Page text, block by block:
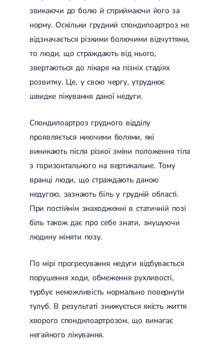
Цукровий діабет 2 типу
Школа діабету
Вузловий зоб
Дифузний зоб
Підгострий тиреоїдит
Аутоиммунный тиреоидит
Гіпотиреоз
Хвороба Іценко-Кушинга
Гіпоталамічний синдром
Гірсутизм
Кіста щитовидної залози
Метаболічний синдром
Ожиріння
Наднирковозалозна недостатність (хвороба Аддісона)
Фізіотерапія
Ультразвукова терапія
Магнітотерапія
Реабілітація після ендопротезування
Реабілітація після артроскопії
Лікувальна фізкультура
Дерматологія
Масаж
звикаючи до болю й сприймаючи його за
норму. Оскільки грудний спондилоартроз не
відзначається різкими болючими відчуттями,
то люди, що страждають від нього,
звертаються до лікаря на пізніх стадіях
розвитку. Це, у свою чергу, утруднює
швидке лікування даної недуги.
Спондилоартроз грудного відділу
проявляється ниючими болями, які
виникають після різкої зміни положення тіла
з горизонтального на вертикальне. Тому
вранці люди, що страждають даною
недугою, зазнають біль у грудній області.
При постійнім знаходженні в статичній позі
біль також дає про себе знати, змушуючи
людину міняти позу.
По мірі прогресування недуги відбувається
порушення ходи, обмеження рухливості,
турбує неможливість нормально повернути
тулуб. В результаті знижується якість життя
хворого спондилоартрозом, що вимагає
негайного лікування.